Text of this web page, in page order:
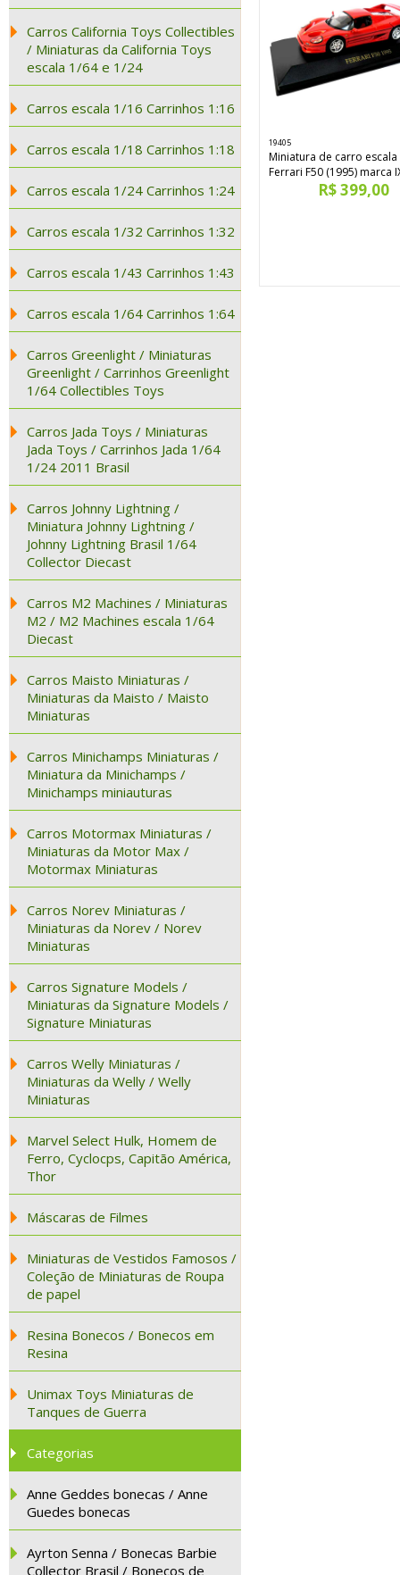
Carros California Toys Collectibles
/ Miniaturas da California Toys
escala 1/64 e 1/24
Carros escala 1/16 Carrinhos 1:16
Carros escala 1/18 Carrinhos 1:18
Carros escala 1/24 Carrinhos 1:24
Carros escala 1/32 Carrinhos 1:32
Carros escala 1/43 Carrinhos 1:43
Carros escala 1/64 Carrinhos 1:64
Carros Greenlight / Miniaturas
Greenlight / Carrinhos Greenlight
1/64 Collectibles Toys
Carros Jada Toys / Miniaturas
Jada Toys / Carrinhos Jada 1/64
1/24 2011 Brasil
Carros Johnny Lightning /
Miniatura Johnny Lightning /
Johnny Lightning Brasil 1/64
Collector Diecast
Carros M2 Machines / Miniaturas
M2 / M2 Machines escala 1/64
Diecast
Carros Maisto Miniaturas /
Miniaturas da Maisto / Maisto
Miniaturas
Carros Minichamps Miniaturas /
Miniatura da Minichamps /
Minichamps miniauturas
Carros Motormax Miniaturas /
Miniaturas da Motor Max /
Motormax Miniaturas
Carros Norev Miniaturas /
Miniaturas da Norev / Norev
Miniaturas
Carros Signature Models /
Miniaturas da Signature Models /
Signature Miniaturas
Carros Welly Miniaturas /
Miniaturas da Welly / Welly
Miniaturas
Marvel Select Hulk, Homem de
Ferro, Cyclocps, Capitão América,
Thor
Máscaras de Filmes
Miniaturas de Vestidos Famosos /
Coleção de Miniaturas de Roupa
de papel
Resina Bonecos / Bonecos em
Resina
Unimax Toys Miniaturas de
Tanques de Guerra
Categorias
Anne Geddes bonecas / Anne
Guedes bonecas
Ayrton Senna / Bonecas Barbie
Collector Brasil / Bonecos de
19405
Miniatura de carro escala
Ferrari F50 (1995) marca
R$ 399,00